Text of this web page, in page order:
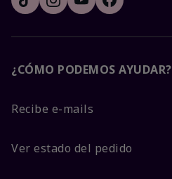
¿CÓMO PODEMOS AYUDAR?
Recibe e-mails
Ver estado del pedido